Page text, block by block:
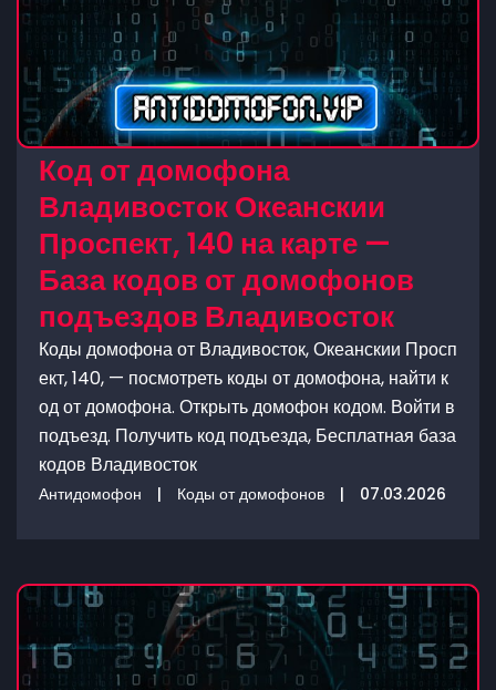
Код от домофона
Владивосток Океанскии
Проспект, 140 на карте —
База кодов от домофонов
подъездов Владивосток
Коды домофона от Владивосток, Океанскии Просп
ект, 140, — посмотреть коды от домофона, найти к
од от домофона. Открыть домофон кодом. Войти в
подъезд. Получить код подъезда, Бесплатная база
кодов Владивосток
Антидомофон | Коды от домофонов | 07.03.2026